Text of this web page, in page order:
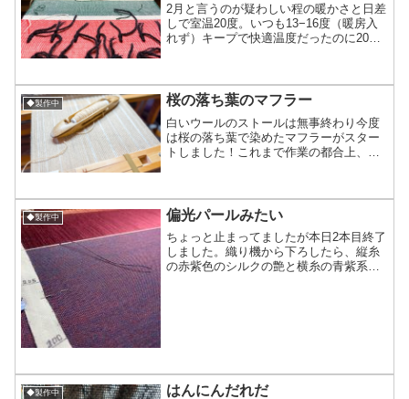
2月と言うのが疑わしい程の暖かさと日差
しで室温20度。いつも13−16度（暖房入
れず）キープで快適温度だったのに20度
ペダルは木の感覚が足から伝わって気持
ちいい靴下...
◆製作中 桜の落ち葉のマフラー
白いウールのストールは無事終わり今度
は桜の落ち葉で染めたマフラーがスター
トしました！これまで作業の都合上、染
てしまう草木染めした天然仕様のマフラ
ーです(アンゴラウールで...
◆製作中 偏光パールみたい
ちょっと止まってましたが本日2本目終了
しました。織り機から下ろしたら、縦糸
の赤紫色のシルクの艶と横糸の青紫系の
◆製作中 はんにんだれだ